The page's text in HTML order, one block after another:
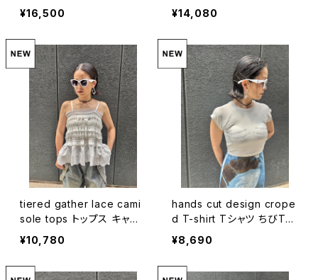
ワンピース ベアワンピ デニ
ム フリル ハイアンドロー
¥16,500
ーブ パンツ リラックス 布帛
¥14,080
tiered gather lace cami
sole tops トップス キャミ
ソール レース ティアード フ
リル ホワイト 白
¥10,780
hands cut design crope
d T-shirt Tシャツ ちびT
クロップド ストーン キラキ
¥8,690